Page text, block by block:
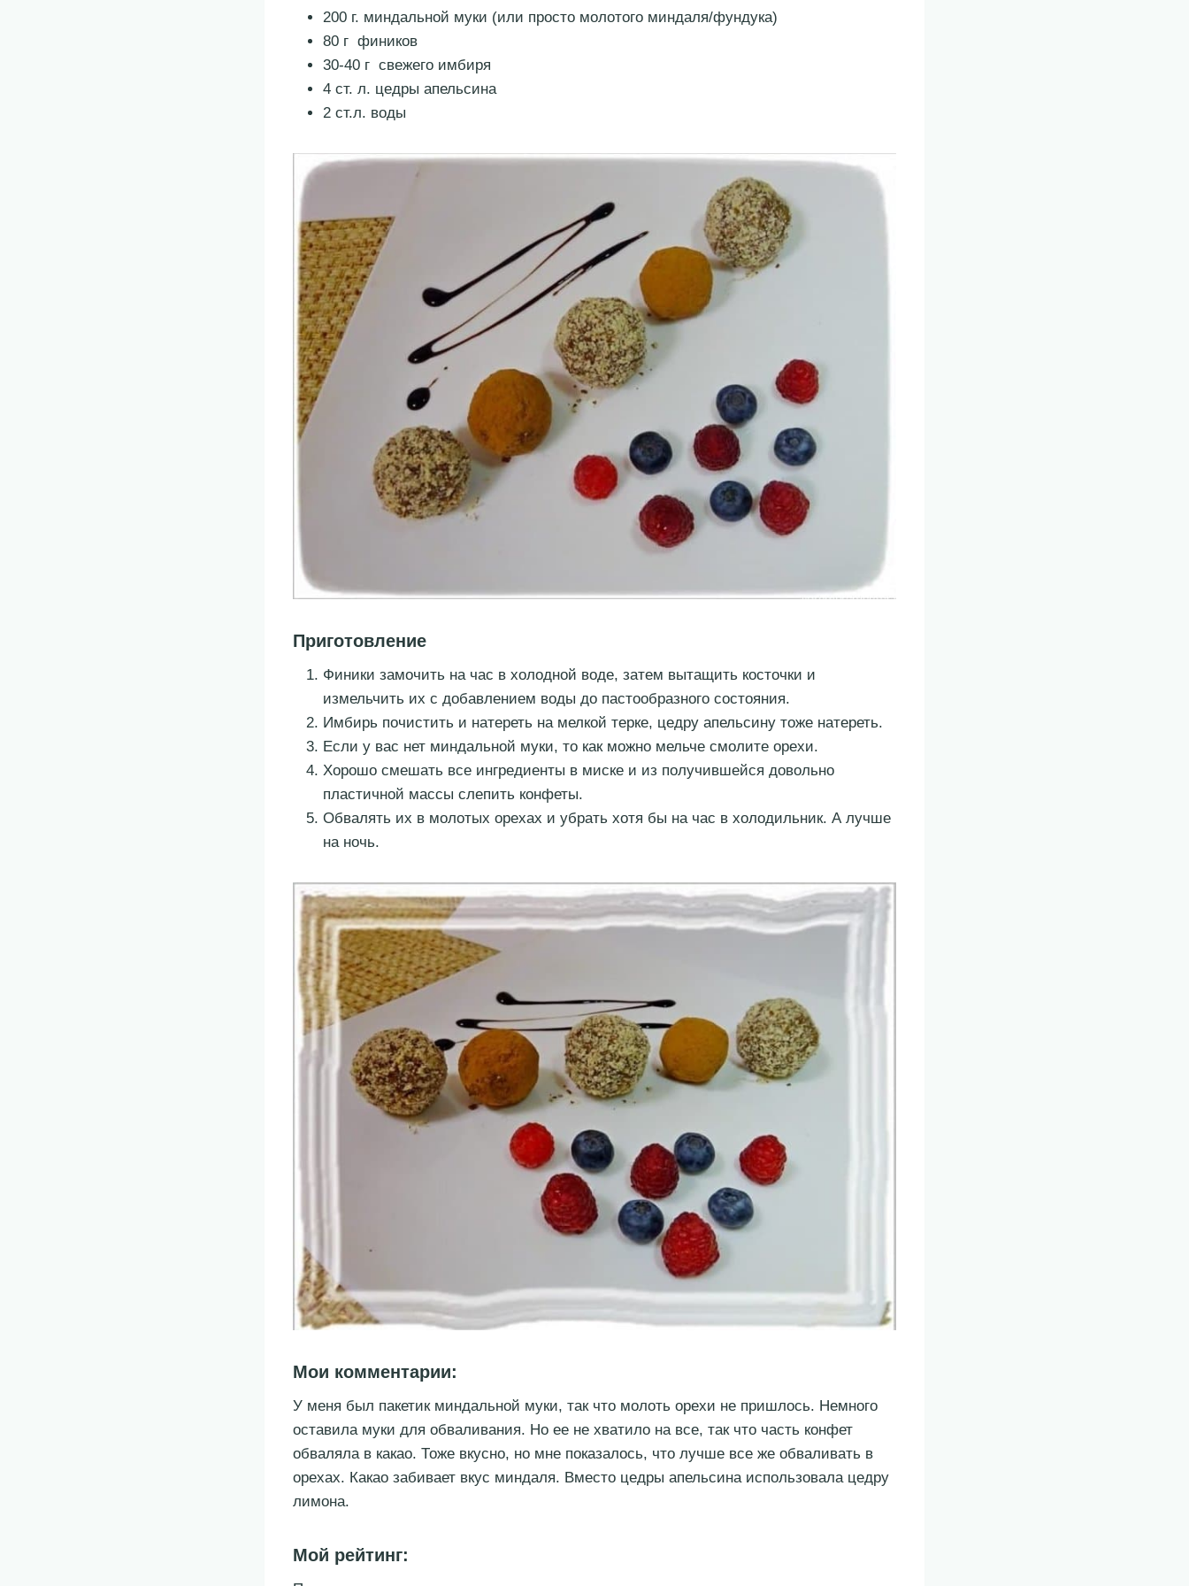
200 г. миндальной муки (или просто молотого миндаля/фундука)
80 г фиников
30-40 г свежего имбиря
4 ст. л. цедры апельсина
2 ст.л. воды
Приготовление
Финики замочить на час в холодной воде, затем вытащить косточки и
измельчить их с добавлением воды до пастообразного состояния.
Имбирь почистить и натереть на мелкой терке, цедру апельсину тоже натереть.
Если у вас нет миндальной муки, то как можно мельче смолите орехи.
Хорошо смешать все ингредиенты в миске и из получившейся довольно
пластичной массы слепить конфеты.
Обвалять их в молотых орехах и убрать хотя бы на час в холодильник. А лучше
на ночь.
Мои комментарии:
У меня был пакетик миндальной муки, так что молоть орехи не пришлось. Немного
оставила муки для обваливания. Но ее не хватило на все, так что часть конфет
обваляла в какао. Тоже вкусно, но мне показалось, что лучше все же обваливать в
орехах. Какао забивает вкус миндаля. Вместо цедры апельсина использовала цедру
лимона.
Мой рейтинг: